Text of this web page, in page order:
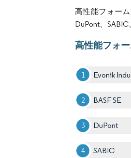
高性能フォー
DuPont、
高性能フォ
Evonik
BASF SE
DuPont
SABIC